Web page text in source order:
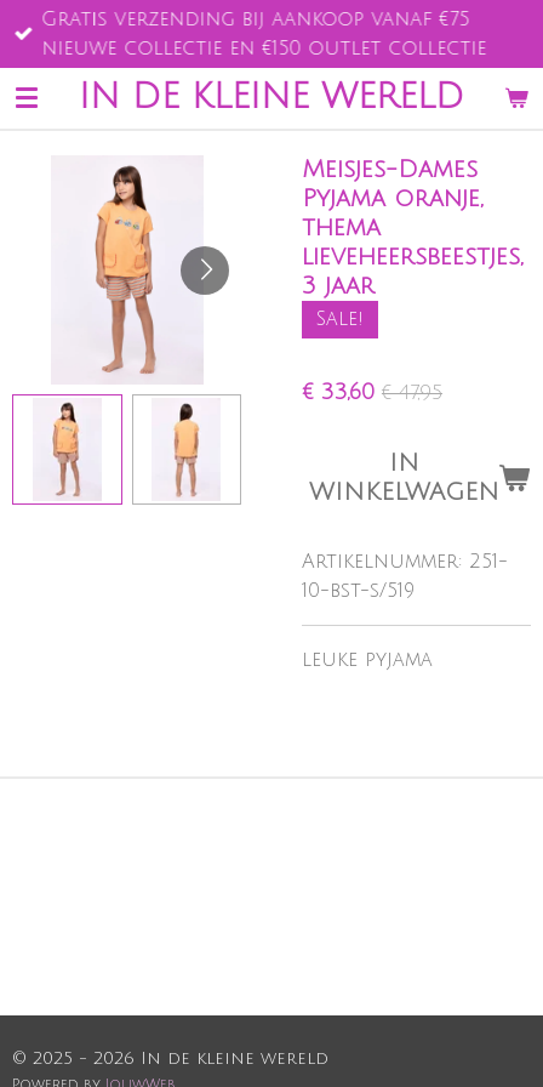
Ga
direct
naar
de
IN DE KLEINE WERELD
Gratis verzending bij aankoop vanaf €75
nieuwe collectie en €150 outlet collectie
Meisjes-Dames
Pyjama oranje,
thema
lieveheersbeestjes,
3 jaar
Sale!
€ 33,60 € 47,95
IN
WINKELWAGEN
Artikelnummer: 251-
10-bst-s/519
leuke pyjama
© 2025 - 2026 In de kleine wereld